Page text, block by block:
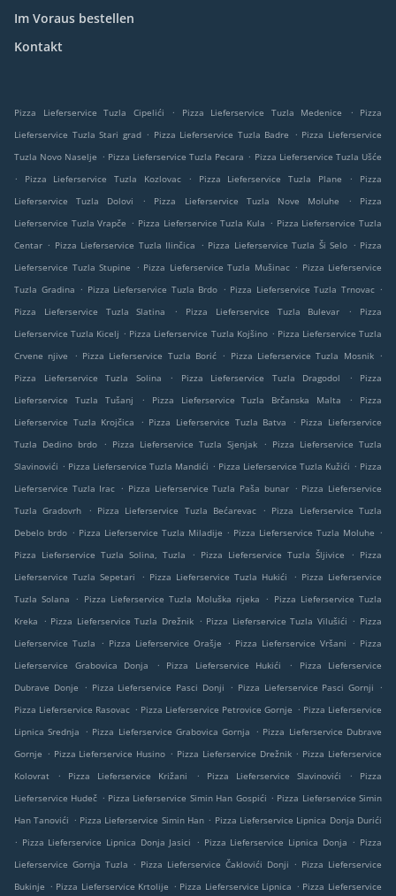
Im Voraus bestellen
Kontakt
Pizza Lieferservice Tuzla Cipelići . Pizza Lieferservice Tuzla Medenice .
Pizza
Lieferservice Tuzla Stari grad . Pizza Lieferservice Tuzla Badre . Pizza Lieferservice
Tuzla Novo Naselje . Pizza Lieferservice Tuzla Pecara . Pizza Lieferservice Tuzla Ušće
.
Pizza Lieferservice Tuzla Kozlovac . Pizza Lieferservice Tuzla Plane .
Pizza
Lieferservice Tuzla Dolovi
. Pizza Lieferservice Tuzla Nove Moluhe .
Pizza
Lieferservice Tuzla Vrapče . Pizza Lieferservice Tuzla Kula . Pizza Lieferservice Tuzla
Centar . Pizza Lieferservice Tuzla Ilinčica . Pizza Lieferservice Tuzla Ši Selo . Pizza
Lieferservice Tuzla Stupine
. Pizza Lieferservice Tuzla Mušinac . Pizza Lieferservice
Tuzla Gradina . Pizza Lieferservice Tuzla Brdo . Pizza Lieferservice Tuzla Trnovac .
Pizza Lieferservice Tuzla Slatina
. Pizza Lieferservice Tuzla Bulevar .
Pizza
Lieferservice Tuzla Kicelj . Pizza Lieferservice Tuzla Kojšino . Pizza Lieferservice Tuzla
Crvene njive
. Pizza Lieferservice Tuzla Borić . Pizza Lieferservice Tuzla Mosnik .
Pizza Lieferservice Tuzla Solina
. Pizza Lieferservice Tuzla Dragodol .
Pizza
Lieferservice Tuzla Tušanj
. Pizza Lieferservice Tuzla Brčanska Malta .
Pizza
Lieferservice Tuzla Krojčica
. Pizza Lieferservice Tuzla Batva . Pizza Lieferservice
Tuzla Dedino brdo
. Pizza Lieferservice Tuzla Sjenjak . Pizza Lieferservice Tuzla
Slavinovići . Pizza Lieferservice Tuzla Mandići . Pizza Lieferservice Tuzla Kužići . Pizza
Lieferservice Tuzla Irac . Pizza Lieferservice Tuzla Paša bunar . Pizza Lieferservice
Tuzla Gradovrh
. Pizza Lieferservice Tuzla Bećarevac . Pizza Lieferservice Tuzla
Debelo brdo . Pizza Lieferservice Tuzla Miladije . Pizza Lieferservice Tuzla Moluhe .
Pizza Lieferservice Tuzla Solina, Tuzla
. Pizza Lieferservice Tuzla Šljivice . Pizza
Lieferservice Tuzla Sepetari
. Pizza Lieferservice Tuzla Hukići . Pizza Lieferservice
Tuzla Solana
. Pizza Lieferservice Tuzla Moluška rijeka . Pizza Lieferservice Tuzla
Kreka
. Pizza Lieferservice Tuzla Drežnik . Pizza Lieferservice Tuzla Vilušići . Pizza
Lieferservice Tuzla
. Pizza Lieferservice Orašje . Pizza Lieferservice Vršani . Pizza
Lieferservice Grabovica Donja
. Pizza Lieferservice Hukići .
Pizza Lieferservice
Dubrave Donje
. Pizza Lieferservice Pasci Donji . Pizza Lieferservice Pasci Gornji
.
Pizza Lieferservice Rasovac . Pizza Lieferservice Petrovice Gornje . Pizza Lieferservice
Lipnica Srednja
. Pizza Lieferservice Grabovica Gornja . Pizza Lieferservice Dubrave
Gornje . Pizza Lieferservice Husino . Pizza Lieferservice Drežnik . Pizza Lieferservice
Kolovrat
. Pizza Lieferservice Križani . Pizza Lieferservice Slavinovići .
Pizza
Lieferservice Hudeč . Pizza Lieferservice Simin Han Gospići . Pizza Lieferservice Simin
Han Tanovići . Pizza Lieferservice Simin Han . Pizza Lieferservice Lipnica Donja Durići
. Pizza Lieferservice Lipnica Donja Jasici . Pizza Lieferservice Lipnica Donja . Pizza
Lieferservice Gornja Tuzla . Pizza Lieferservice Čaklovići Donji . Pizza Lieferservice
Bukinje . Pizza Lieferservice Krtolije . Pizza Lieferservice Lipnica . Pizza Lieferservice